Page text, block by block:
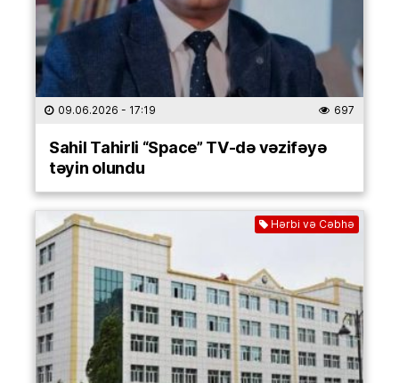
09.06.2026 - 17:19 697
Sahil Tahirli “Space” TV-də vəzifəyə
təyin olundu
Hərbi və Cəbhə